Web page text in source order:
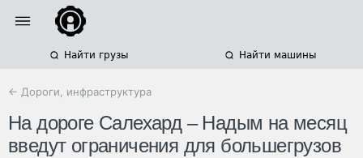
Найти грузы Найти машины
← Дороги, инфраструктура
На дороге Салехард – Надым на месяц
введут ограничения для большегрузов